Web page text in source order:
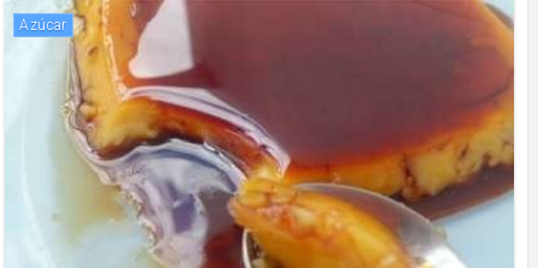
Azúcar